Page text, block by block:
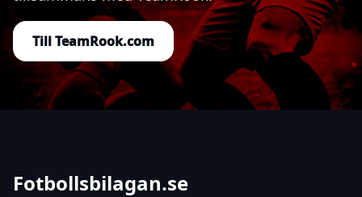
Till TeamRook.com
Fotbollsbilagan.se